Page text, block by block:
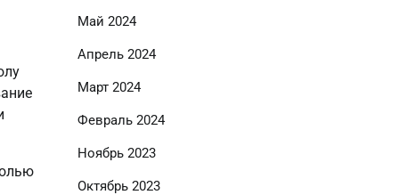
Май 2024
Апрель 2024
Март 2024
Февраль 2024
Ноябрь 2023
Октябрь 2023